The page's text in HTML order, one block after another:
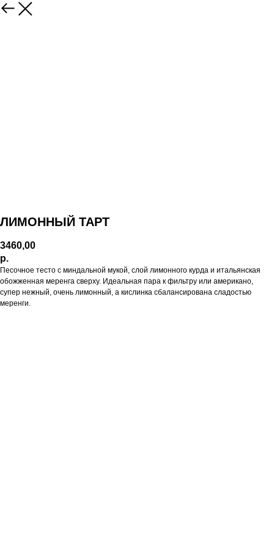
ЛИМОННЫЙ ТАРТ
3460,00
р.
Песочное тесто с миндальной мукой, слой лимонного курда и итальянская
обожженная меренга сверху. Идеальная пара к фильтру или американо,
супер нежный, очень лимонный, а кислинка сбалансирована сладостью
меренги.